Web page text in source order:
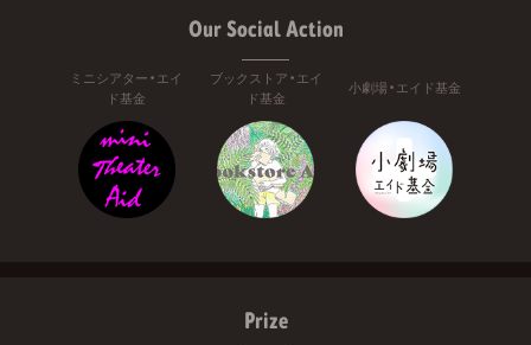
Our Social Action
ミニシアター・エイ
ド基金
ブックストア・エイ
ド基金
小劇場・エイド基金
Prize